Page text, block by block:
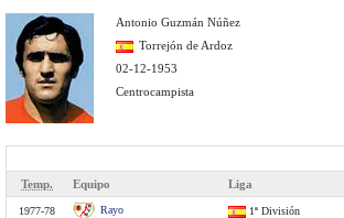
Antonio Guzmán Núñez
Torrejón de Ardoz
02-12-1953
Centrocampista
Temp.
Equipo Liga
1977-78 Rayo 1ª División